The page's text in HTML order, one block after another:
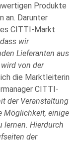
Produkte
an. Darunter
CITTI-Markt
wir
Lieferanten aus
von der
die Marktleiterin
CITTI-
der Veranstaltung
Möglichkeit, einige
lernen. Hierdurch
der